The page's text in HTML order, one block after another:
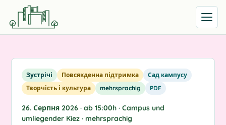
Зустрічі Повсякденна підтримка
Сад кампусу
Творчість і культура
mehrsprachig PDF
26. Серпня 2026 · ab 15:00h · Campus und
umliegender Kiez · mehrsprachig